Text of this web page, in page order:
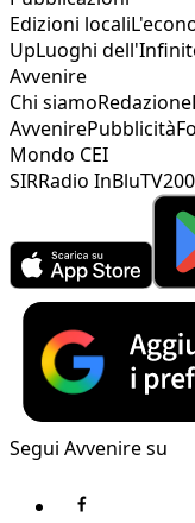
Edizioni locali
UpLuoghi
Avvenire
Chi siamoRedazione
AvvenirePubblicità
Mondo CEI
SIRRadio InBlu
Segui Avvenire su